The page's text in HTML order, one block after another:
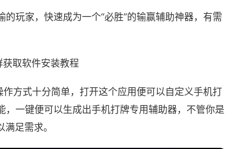
玩家，快速成为一个“必胜”的输赢辅助神器，有需
取软件安装教程
方式十分简单，打开这个应用便可以自定义手机打
一键便可以生成出手机打牌专用辅助器，不管你是
足需求。